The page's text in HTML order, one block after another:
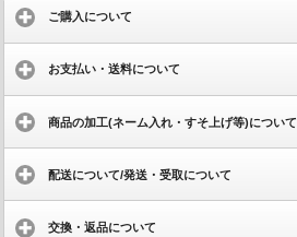
ご購入について
お支払い・送料について
商品の加工(ネーム入れ・すそ上げ等)について
配送について/発送・受取について
交換・返品について